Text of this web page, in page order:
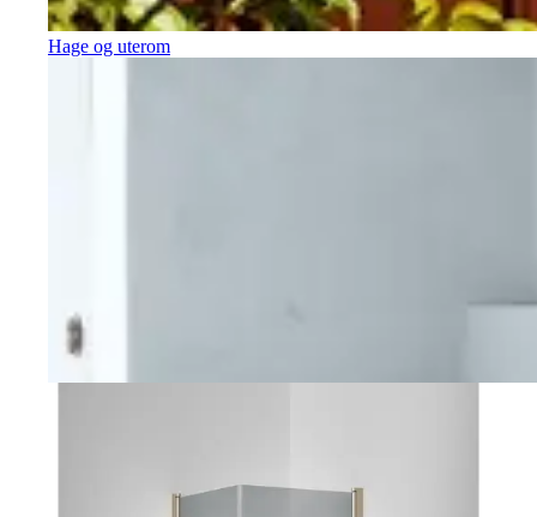
Hage og uterom